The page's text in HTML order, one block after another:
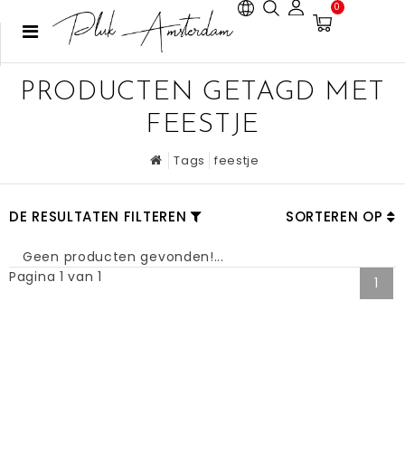
0
PRODUCTEN GETAGD MET
FEESTJE
Tags feestje
DE RESULTATEN FILTEREN SORTEREN OP
Geen producten gevonden!...
Pagina 1 van 1
1